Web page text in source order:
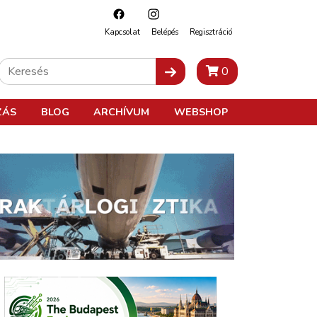
Kapcsolat Belépés Regisztráció
0
BLOG ARCHÍVUM WEBSHOP